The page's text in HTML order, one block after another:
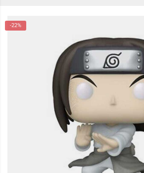
-22%